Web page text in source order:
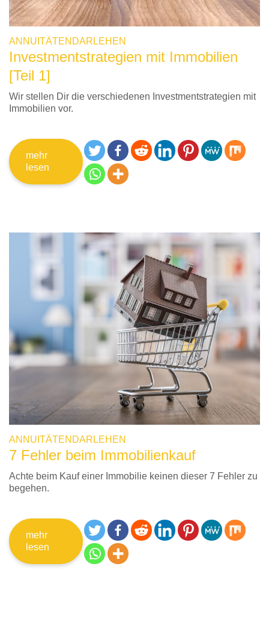
ANNUITÄTENDARLEHEN
Investmentstrategien mit Immobilien
[Teil 1]
Wir stellen Dir die verschiedenen Investmentstrategien mit
Immobilien vor.
mehr
lesen
ANNUITÄTENDARLEHEN
7 Fehler beim Immobilienkauf
Achte beim Kauf einer Immobilie keinen dieser 7 Fehler zu
begehen.
mehr
lesen